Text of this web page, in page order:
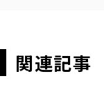
関連記事